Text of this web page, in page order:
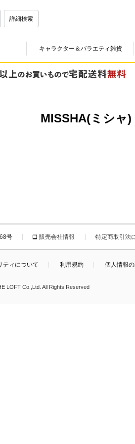
詳細検索
キャラクター＆バラエティ雑貨
MISSHA(ミシャ)
号 販売会社情報 特定商取引法
ティについて 利用規約 個人情報
LOFT Co.,Ltd. All Rights Reserved